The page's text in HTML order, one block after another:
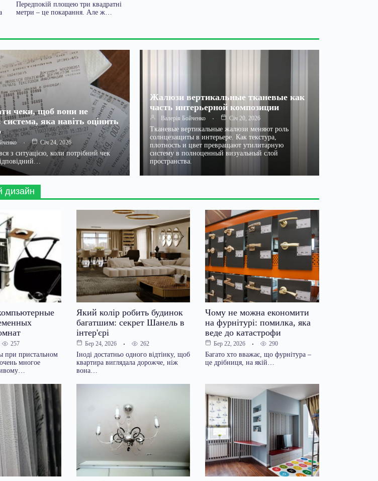
Передпокій площею три квадратні
метри – це покарання. Але ж…
чеки, щоб вони не
яка навіть оцінить
Січ 24, 2026
з ситуацією, коли потрібний чек
Жалюзи вертикальные тканевые как
часть интерьерной композиции
Валерія Бойченко Січ 20, 2026
Тканевые вертикальные жалюзи меняют роль
солнцезащиты в интерьере. Как текстура,
плотность и цвет превращают утилитарную
систему в полноценный визуальный слой
пространства.
дизайн
257
при пристальном
многое
Який колір робить будинок
багатшим: секрет Шанель в
інтер'єрі
Бер 24, 2026 262
Іноді достатньо одного відтінку, щоб
квартира виглядала дорожче, ніж
вона…
Чому не можна економити
на фурнітурі: помилка, яка
веде до катастрофи
Бер 22, 2026 290
Багато хто вважає, що фурнітура –
це дрібниця, на якій…